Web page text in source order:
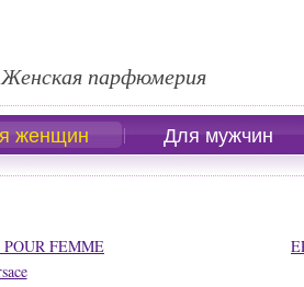
парфюмерия
женщин Для мужчин
FEMME